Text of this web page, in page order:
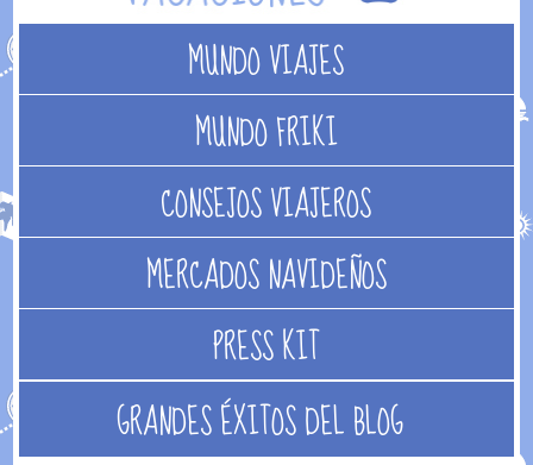
MUNDO VIAJES
MUNDO FRIKI
CONSEJOS VIAJEROS
MERCADOS NAVIDEÑOS
PRESS KIT
GRANDES ÉXITOS DEL BLOG